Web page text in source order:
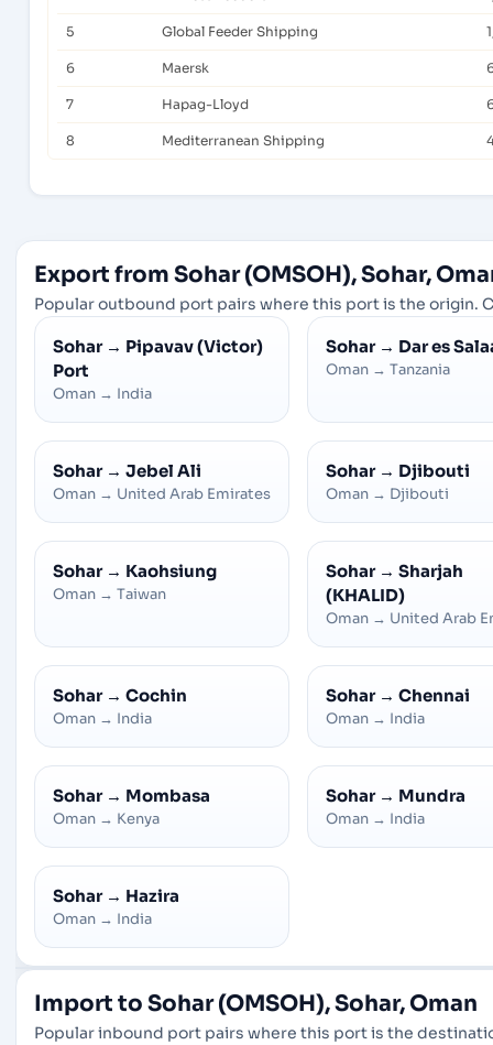
5 Global Feeder Shipping
6 Maersk
7 Hapag-Lloyd
8 Mediterranean Shipping
Export from Sohar (OMSOH), Sohar,
Popular outbound port pairs where this port is the origin.
Sohar → Pipavav (Victor)
Port
Oman → India
Sohar → Dar es
Oman → Tanzania
Sohar → Jebel Ali
Oman → United Arab Emirates
Sohar → Djibouti
Oman → Djibouti
Sohar → Kaohsiung
Oman → Taiwan
Sohar → Sharjah
(KHALID)
Oman → United Arab
Sohar → Cochin
Oman → India
Sohar → Chennai
Oman → India
Sohar → Mombasa
Oman → Kenya
Sohar → Mundra
Oman → India
Sohar → Hazira
Oman → India
Import to Sohar (OMSOH), Sohar, Oman
Popular inbound port pairs where this port is the